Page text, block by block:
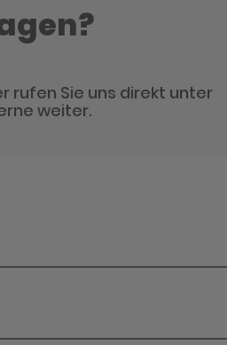
rufen Sie uns direkt unter
weiter.